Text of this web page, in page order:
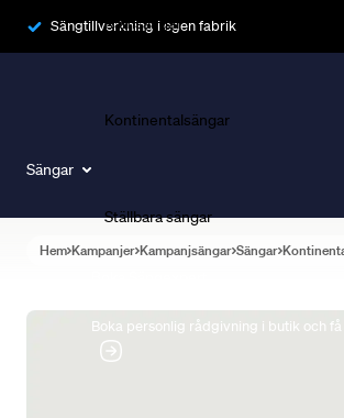
Sängtillverkning i egen fabrik
Sängar
Ramsängar
Kontinentalsängar
Ställbara sängar
Boka personlig rådgivning i butik och
Hem Kampanjer Kampanjsängar Sängar